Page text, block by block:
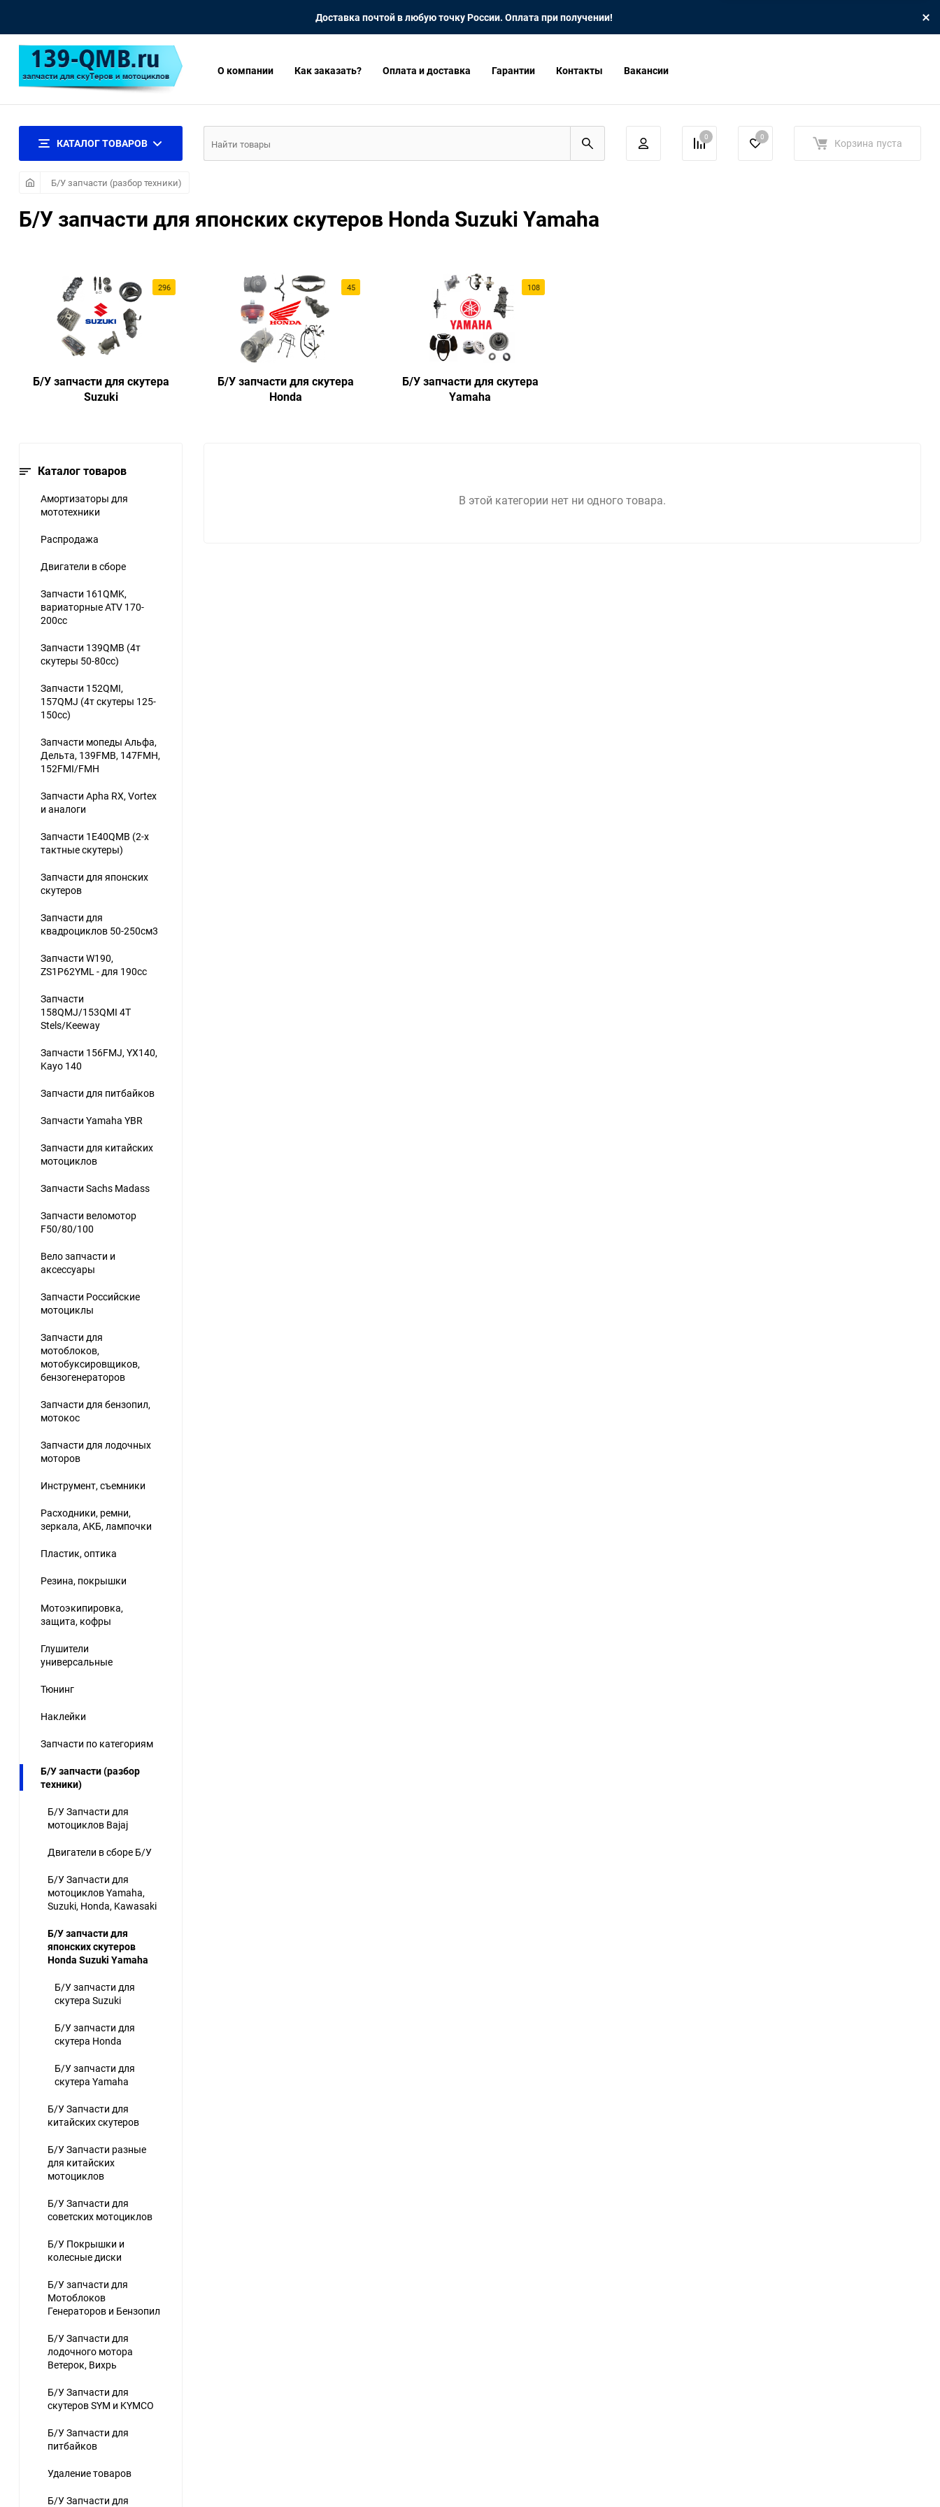
Доставка почтой в любую точку России. Оплата при получении!
О компании Как заказать? Оплата и доставка Гарантии Контакты Вакансии
КАТАЛОГ ТОВАРОВ 0 0 Корзина пуста
Б/У запчасти (разбор техники)
Б/У запчасти для японских скутеров Honda Suzuki Yamaha
296
Б/У запчасти для скутера
Suzuki
45
Б/У запчасти для скутера
Honda
108
Б/У запчасти для скутера
Yamaha
Каталог товаров
Амортизаторы для
мототехники
Распродажа
Двигатели в сборе
Запчасти 161QMK,
вариаторные ATV 170-
200cc
Запчасти 139QMB (4т
скутеры 50-80сс)
Запчасти 152QMI,
157QMJ (4т скутеры 125-
150сс)
Запчасти мопеды Альфа,
Дельта, 139FMB, 147FMH,
152FMI/FMH
Запчасти Apha RX, Vortex
и аналоги
Запчасти 1E40QMB (2-х
тактные скутеры)
Запчасти для японских
скутеров
Запчасти для
квадроциклов 50-250см3
Запчасти W190,
ZS1P62YML - для 190сс
Запчасти
158QMJ/153QMI 4Т
Stels/Keeway
Запчасти 156FMJ, YX140,
Kayo 140
Запчасти для питбайков
Запчасти Yamaha YBR
Запчасти для китайских
мотоциклов
Запчасти Sachs Madass
Запчасти веломотор
F50/80/100
Вело запчасти и
аксессуары
Запчасти Российские
мотоциклы
Запчасти для
мотоблоков,
мотобуксировщиков,
бензогенераторов
Запчасти для бензопил,
мотокос
Запчасти для лодочных
моторов
Инструмент, съемники
Расходники, ремни,
зеркала, АКБ, лампочки
Пластик, оптика
Резина, покрышки
Мотоэкипировка,
защита, кофры
Глушители
универсальные
Тюнинг
Наклейки
Запчасти по категориям
Б/У запчасти (разбор
техники)
Б/У Запчасти для
мотоциклов Bajaj
Двигатели в сборе Б/У
Б/У Запчасти для
мотоциклов Yamaha,
Suzuki, Honda, Kawasaki
Б/У запчасти для
японских скутеров
Honda Suzuki Yamaha
Б/У запчасти для
скутера Suzuki
Б/У запчасти для
скутера Honda
Б/У запчасти для
скутера Yamaha
Б/У Запчасти для
китайских скутеров
Б/У Запчасти разные
для китайских
мотоциклов
Б/У Запчасти для
советских мотоциклов
Б/У Покрышки и
колесные диски
Б/У запчасти для
Мотоблоков
Генераторов и Бензопил
Б/У Запчасти для
лодочного мотора
Ветерок, Вихрь
Б/У Запчасти для
скутеров SYM и KYMCO
Б/У Запчасти для
питбайков
Удаление товаров
Б/У Запчасти для
В этой категории нет ни одного товара.